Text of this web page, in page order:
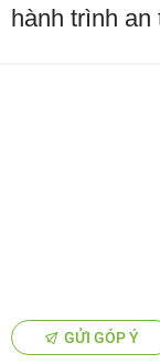
hành trình an
GỬI GÓP Ý